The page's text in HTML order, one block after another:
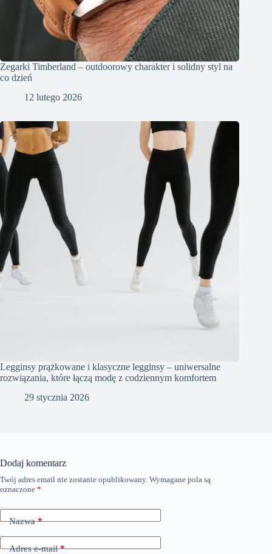
Zegarki Timberland – outdoorowy charakter i solidny styl na
co dzień
12 lutego 2026
Legginsy prążkowane i klasyczne legginsy – uniwersalne
rozwiązania, które łączą modę z codziennym komfortem
29 stycznia 2026
Dodaj komentarz
Twój adres email nie zostanie opublikowany. Wymagane pola są
oznaczone *
Nazwa*
Adres e-mail*